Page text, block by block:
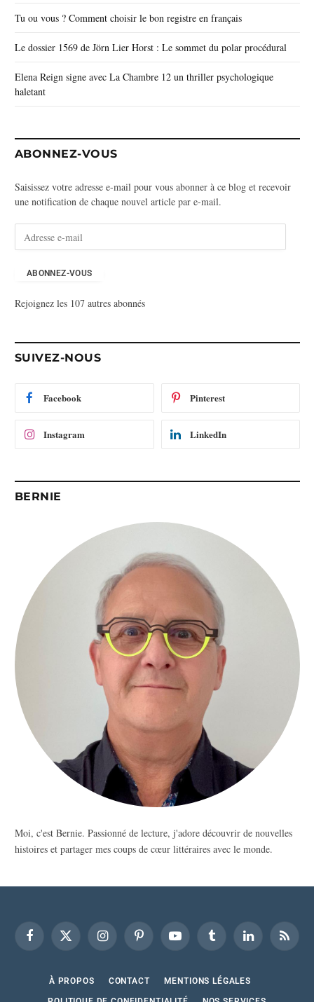
Tu ou vous ? Comment choisir le bon registre en français
Le dossier 1569 de Jörn Lier Horst : Le sommet du polar procédural
Elena Reign signe avec La Chambre 12 un thriller psychologique
haletant
ABONNEZ-VOUS
Saisissez votre adresse e-mail pour vous abonner à ce blog et recevoir
une notification de chaque nouvel article par e-mail.
s
m
ABONNEZ-VOUS
Rejoignez les 107 autres abonnés
SUIVEZ-NOUS
Facebook Pinterest
Instagram LinkedIn
BERNIE
Moi, c'est Bernie. Passionné de lecture, j'adore découvrir de nouvelles
histoires et partager mes coups de cœur littéraires avec le monde.
FacebookX
InstagramPinterest YouTube Tumblr LinkedInRSS
À PROPOS CONTACT MENTIONS LÉGALES